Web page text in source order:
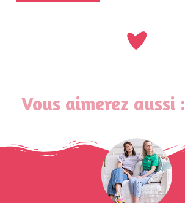
Vous aimerez aussi :